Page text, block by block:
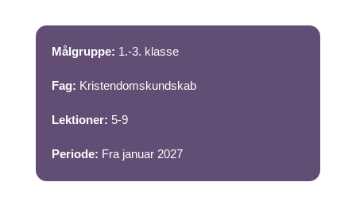
Målgruppe: 1.-3. klasse
Fag: Kristendomskundskab
Lektioner: 5-9
Periode: Fra januar 2027